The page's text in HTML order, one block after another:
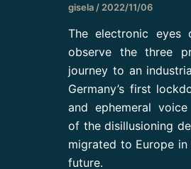
gisela / 2022/11/06
The electronic eyes
observe the three
journey to an
Germany’s first
and ephemeral
of the disillusioning
migrated to Europe
future.